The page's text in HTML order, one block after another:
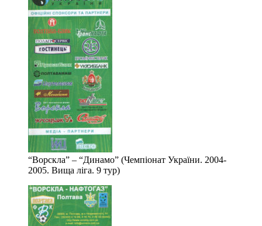
“Ворскла” – “Динамо” (Чемпіонат України. 2004-
2005. Вища ліга. 9 тур)